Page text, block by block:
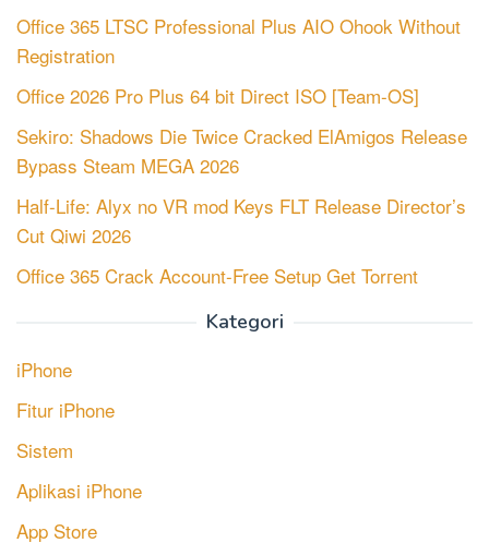
Office 365 LTSC Professional Plus AIO Ohook Without
Registration
Office 2026 Pro Plus 64 bit Direct ISO [Team-OS]
Sekiro: Shadows Die Twice Cracked ElAmigos Release
Bypass Steam MEGA 2026
Half-Life: Alyx no VR mod Keys FLT Release Director’s
Cut Qiwi 2026
Office 365 Crack Account-Free Setup Gеt Torгеnt
Kategori
iPhone
Fitur iPhone
Sistem
Aplikasi iPhone
App Store